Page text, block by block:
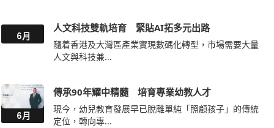
6月
人文科技雙軌培育 緊貼AI拓多元出路
隨着香港及大灣區產業實現數碼化轉型，市場需要大量
人文與科技兼...
6月
傳承90年耀中精髓 培育專業幼教人才
現今，幼兒教育發展早已脫離單純「照顧孩子」的傳統
定位，轉向專...